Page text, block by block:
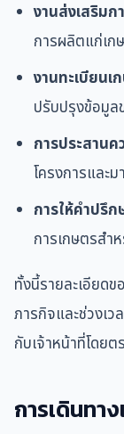
งานส่งเสริมก
การผลิตแก่เก
งานทะเบียนเ
ปรับปรุงข้อมูล
การประสานค
โครงการและ
การให้คำปรึก
การเกษตรสำ
ทั้งนี้รายละเอียด
ภารกิจและช่วงเ
กับเจ้าหน้าที่โดย
การเดินทา